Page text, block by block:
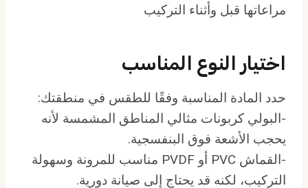
مراعاتها قبل وأثناء التركيب
اختيار النوع المناسب
حدد المادة المناسبة وفقًا للطقس في منطقتك:
-البولي كربونات مثالي المناطق المشمسة لأنه
يحجب الأشعة فوق البنفسجية.
-القماش PVC أو PVDF مناسب للمرونة وسهولة
التركيب، لكنه قد يحتاج إلى صيانة دورية.